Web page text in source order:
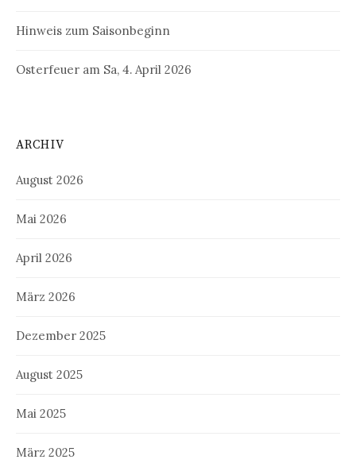
Hinweis zum Saisonbeginn
Osterfeuer am Sa, 4. April 2026
ARCHIV
August 2026
Mai 2026
April 2026
März 2026
Dezember 2025
August 2025
Mai 2025
März 2025